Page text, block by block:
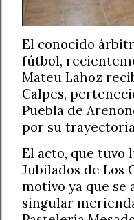
El conocido
fútbol,
Mateu Lahoz
Calpes,
Puebla de
por su
El acto, que tuvo
Jubilados de Los
motivo ya que
singular